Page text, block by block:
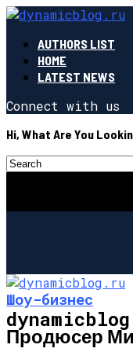
AUTHORS LIST
HOME
LATEST NEWS
Connect with us
Hi, What Are You
Шоу-бизнес
Продюсер